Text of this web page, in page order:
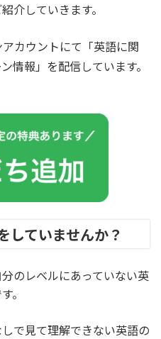
介していきます。
カウントにて「英語に関
情報」を配信しています。
していませんか？
のレベルにあっていない英
。
で見て理解できない英語の